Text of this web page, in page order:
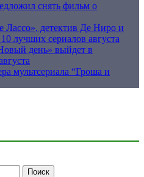
снять фильм о
Лассо», детектив Де Ниро и
лучших сериалов августа
день» выйдет в
мультсериала “Гроша и